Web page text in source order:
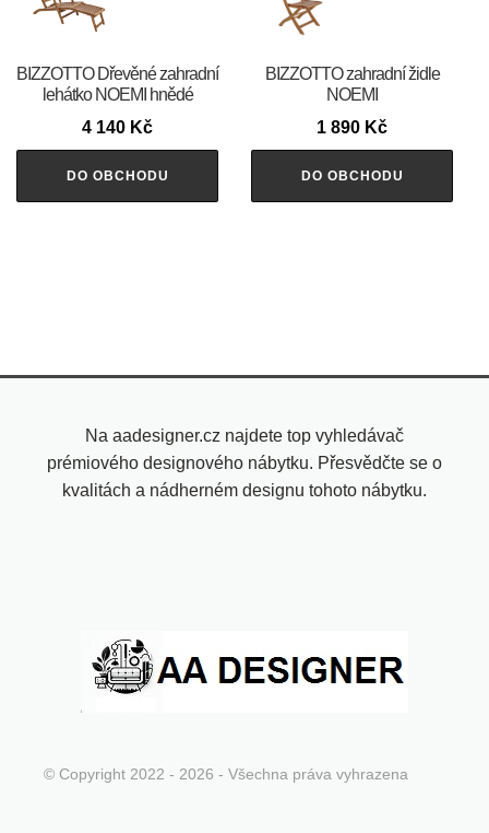
BIZZOTTO Dřevěné zahradní
lehátko NOEMI hnědé
4 140 Kč
DO OBCHODU
BIZZOTTO zahradní židle
NOEMI
1 890 Kč
DO OBCHODU
Na aadesigner.cz najdete top vyhledávač
prémiového designového nábytku. Přesvědčte se o
kvalitách a nádherném designu tohoto nábytku.
© Copyright 2022 - 2026 - Všechna práva vyhrazena